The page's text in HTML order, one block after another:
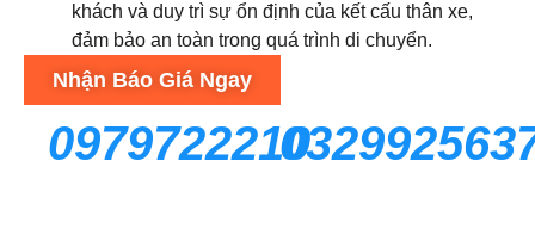
khách và duy trì sự ổn định của kết cấu thân xe,
đảm bảo an toàn trong quá trình di chuyển.
Nhận Báo Giá Ngay
0979722210